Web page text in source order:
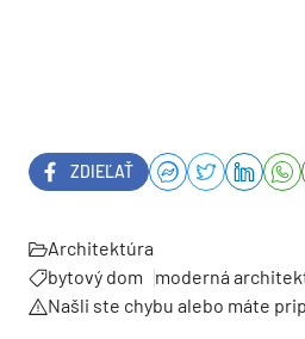
byty v La Barquière pre
atraktívne.
Obytný dom La Barquière
Miesto:Marseille, Francúzsko